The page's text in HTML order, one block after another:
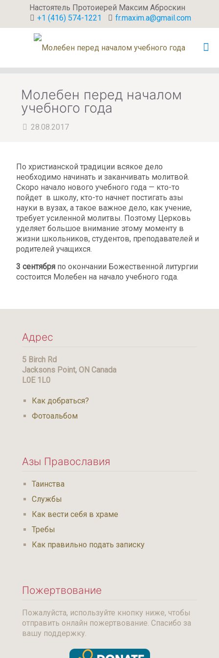
Настоятель Протоиерей Максим Аброскин
+1 (416) 574-1221
fr.maxim.a@gmail.com
Молебен перед началом
учебного года
28.08.2017
По христианской традиции всякое дело
необходимо начинать и заканчивать молитвой.
Скоро начало нового учебного года — кто-то
пойдет в школу, кто-то начнет постигать азы
науки в вузах, а такое важное дело, как учение,
требует усиленной молитвы. Поэтому Церковь
уделяет большое внимание этому моменту в
жизни школьников, студентов, преподавателей и
родителей учащихся.
3 сентября по окончании Божественной литургии
состоится Молебен на начало учебного года.
Адрес
5 Birch Rd
Jacksons Point, ON Canada
L0E 1L0
Как добраться?
Фотоальбом
Азы Православия
Таинства
Службы
Как вести себя в храме
Требы
Как правильно подать записку
Пожертвование
Пожалуйста, используйте кнопку ниже, чтобы
отправить онлайн пожертвование. Спасибо за
вашу поддержку.